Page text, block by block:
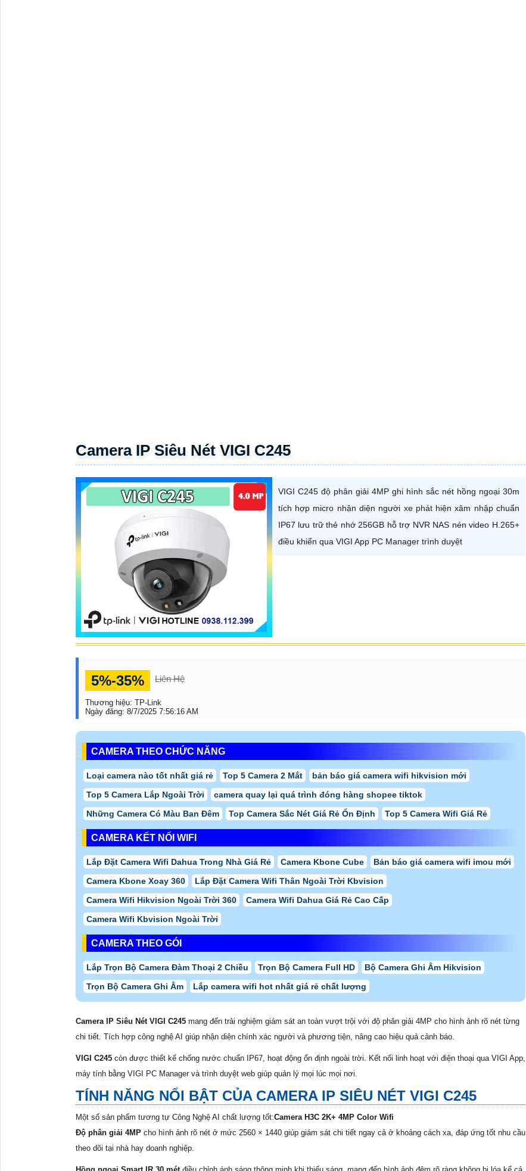
Camera IP Siêu Nét VIGI C245
VIGI C245 độ phân giải 4MP ghi hình sắc nét hồng ngoại 30m
tích hợp micro nhận diện người xe phát hiện xâm nhập chuẩn
IP67 lưu trữ thẻ nhớ 256GB hỗ trợ NVR NAS nén video H.265+
điều khiển qua VIGI App PC Manager trình duyệt
5%-35% Liên Hệ
Thương hiệu:
TP-Link
Ngày đăng: 8/7/2025 7:56:16 AM
CAMERA THEO CHỨC NĂNG
Loại camera nào tốt nhất giá rẻ Top 5 Camera 2 Mắt
bản báo giá camera wifi hikvision mới
Top 5 Camera Lắp Ngoài Trời
camera quay lại quá trình đóng hàng shopee tiktok
Những Camera Có Màu Ban Đêm
Top Camera Sắc Nét Giá Rẻ Ổn Định Top 5 Camera Wifi Giá Rẻ
CAMERA KẾT NỐI WIFI
Lắp Đặt Camera Wifi Dahua Trong Nhà Giá Rẻ Camera Kbone Cube
Bản báo giá camera wifi imou mới
Camera Kbone Xoay 360
Lắp Đặt Camera Wifi Thân Ngoài Trời Kbvision
Camera Wifi Hikvision Ngoài Trời 360
Camera Wifi Dahua Giá Rẻ Cao Cấp
Camera Wifi Kbvision Ngoài Trời
CAMERA THEO GÓI
Lắp Trọn Bộ Camera Đàm Thoại 2 Chiều Trọn Bộ Camera Full HD
Bộ Camera Ghi Âm Hikvision
Trọn Bộ Camera Ghi Âm
Lắp camera wifi hot nhất giá rẻ chất lượng
Camera IP Siêu Nét VIGI C245 mang đến trải nghiệm giám sát an toàn vượt trội với độ phân giải 4MP cho hình ảnh rõ nét từng
chi tiết. Tích hợp công nghệ AI giúp nhận diện chính xác người và phương tiện, nâng cao hiệu quả cảnh báo.
VIGI C245 còn được thiết kế chống nước chuẩn IP67, hoạt động ổn định ngoài trời. Kết nối linh hoạt với điện thoại qua VIGI App,
máy tính bằng VIGI PC Manager và trình duyệt web giúp quản lý mọi lúc mọi nơi.
TÍNH NĂNG NỔI BẬT CỦA CAMERA IP SIÊU NÉT VIGI C245
Một số sản phẩm tương tự Công Nghệ AI chất lượng tốt:Camera H3C 2K+ 4MP Color Wifi
Độ phân giải 4MP cho hình ảnh rõ nét ở mức 2560 × 1440 giúp giám sát chi tiết ngay cả ở khoảng cách xa, đáp ứng tốt nhu cầu
theo dõi tại nhà hay doanh nghiệp.